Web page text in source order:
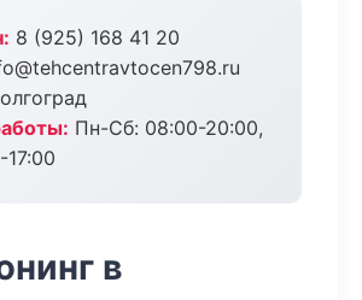
8 (925) 168 41 20
Пн-Сб: 08:00-20:00,
17:00
в